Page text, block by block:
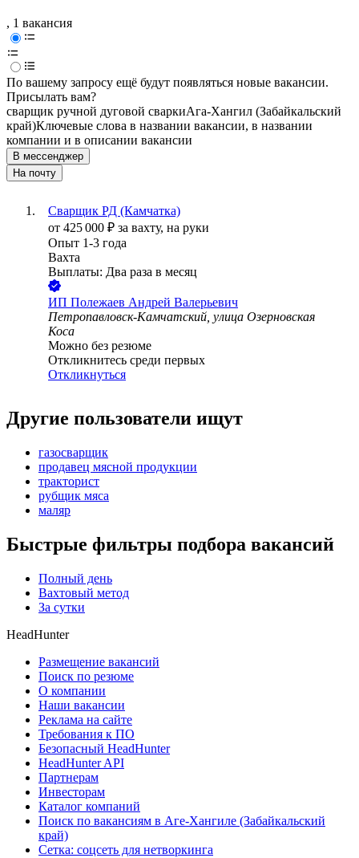
, 1 вакансия
По вашему запросу ещё будут появляться новые вакансии.
Присылать вам?
сварщик ручной дуговой сваркиАга-Хангил (Забайкальский
край)Ключевые слова в названии вакансии, в названии
компании и в описании вакансии
В мессенджер
На почту
Сварщик РД (Камчатка)
от 425 000 ₽ за вахту, на руки
Опыт 1-3 года
Вахта
Выплаты: Два раза в месяц
ИП Полежаев Андрей Валерьевич
Петропавловск-Камчатский, улица Озерновская
Коса
Можно без резюме
Откликнитесь среди первых
Откликнуться
Другие пользователи ищут
газосварщик
продавец мясной продукции
тракторист
рубщик мяса
маляр
Быстрые фильтры подбора вакансий
Полный день
Вахтовый метод
За сутки
HeadHunter
Размещение вакансий
Поиск по резюме
О компании
Наши вакансии
Реклама на сайте
Требования к ПО
Безопасный HeadHunter
HeadHunter API
Партнерам
Инвесторам
Каталог компаний
Поиск по вакансиям в Аге-Хангиле (Забайкальский
край)
Сетка: соцсеть для нетворкинга